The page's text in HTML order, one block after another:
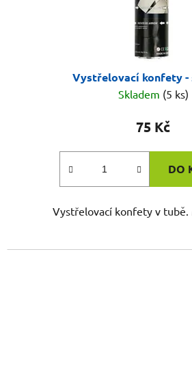
Vystřelovací konfety
Skladem (5 ks)
75 Kč
DO
Vystřelovací konfety v tubě.